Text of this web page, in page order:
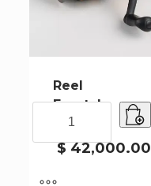
Reel
Frontal
GY5000
$42,000.00
Frontal
GY5000